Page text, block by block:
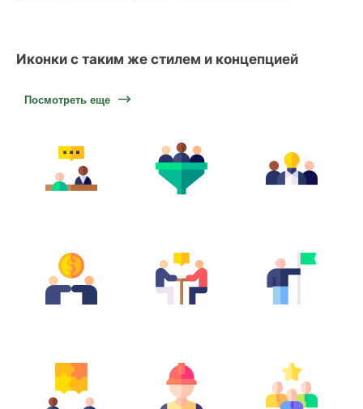
Иконки с таким же стилем и концепцией
Посмотреть еще